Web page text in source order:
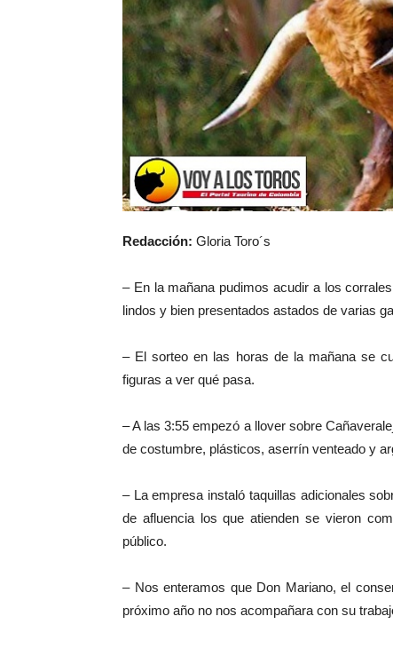
Redacción: Gloria Toro´s
– En la mañana pudimos acudir a los
lindos y bien presentados astados de varias
– El sorteo en las horas de la mañana se
figuras a ver qué pasa.
– A las 3:55 empezó a llover sobre
de costumbre, plásticos, aserrín venteado y
– La empresa instaló taquillas adicionales
de afluencia los que atienden se vieron
público.
– Nos enteramos que Don Mariano, el
próximo año no nos acompañara con su